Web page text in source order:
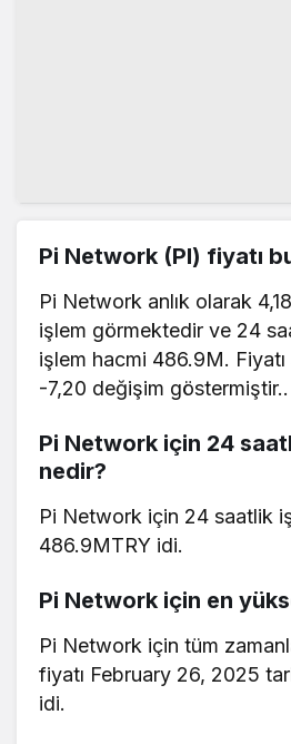
Pi Network (PI) fiyatı
Pi Network anlık olarak
işlem görmektedir ve 24
işlem hacmi 486.9M.
-7,20 değişim göstermiştir..
Pi Network için 24
nedir?
Pi Network için 24 saatlik
486.9MTRY idi.
Pi Network için en
Pi Network için tüm
fiyatı February 26, 2025
idi.